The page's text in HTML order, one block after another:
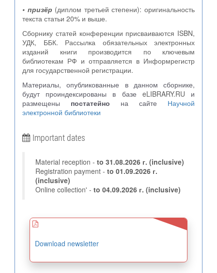
• призёр (диплом третьей степени): оригинальность
текста статьи 20% и выше.
Сборнику статей конференции присваиваются ISBN,
УДК, ББК. Рассылка обязательных электронных
изданий книги производится по ключевым
библиотекам РФ и отправляется в Информрегистр
для государственной регистрации.
Материалы, опубликованные в данном сборнике,
будут проиндексированы в базе eLIBRARY.RU и
размещены постатейно на сайте Научной
электронной библиотеки
Important dates
Material reception - to 31.08.2026 г. (inclusive)
Registration payment - to 01.09.2026 г.
(inclusive)
Online collection' - to 04.09.2026 г. (inclusive)
Download newsletter